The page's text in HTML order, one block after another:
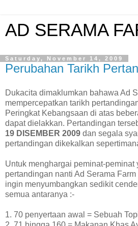
AD SERAMA
Saturday, November 14, 2009
Perubahan Tarikh
Dukacita dimaklumkan bahawa Ad
mempercepatkan tarikh
Peringkat Kebangsaan di atas
dapat dielakkan. Pertandingan
19 DISEMBER 2009 dan segala
pertandingan dikekalkan
Untuk menghargai peminat-peminat
pertandingan nanti Ad Serama
ingin menyumbangkan sedikit
semua antaranya :-
1. 70 penyertaan awal = Sebuah